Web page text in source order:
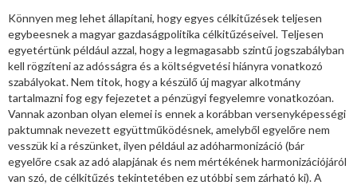
Könnyen meg lehet állapítani, hogy egyes célkitűzések teljesen
egybeesnek a magyar gazdaságpolitika célkitűzéseivel. Teljesen
egyetértünk például azzal, hogy a legmagasabb szintű jogszabályban
kell rögzíteni az adósságra és a költségvetési hiányra vonatkozó
szabályokat. Nem titok, hogy a készülő új magyar alkotmány
tartalmazni fog egy fejezetet a pénzügyi fegyelemre vonatkozóan.
Vannak azonban olyan elemei is ennek a korábban versenyképességi
paktumnak nevezett együttműködésnek, amelyből egyelőre nem
vesszük ki a részünket, ilyen például az adóharmonizáció (bár
egyelőre csak az adó alapjának és nem mértékének harmonizációjáról
van szó, de célkitűzés tekintetében ez utóbbi sem zárható ki). A